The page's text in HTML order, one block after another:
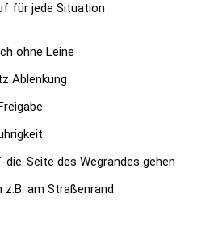
für jede Situation
ohne Leine
Ablenkung
Seite des Wegrandes gehen
am Straßenrand